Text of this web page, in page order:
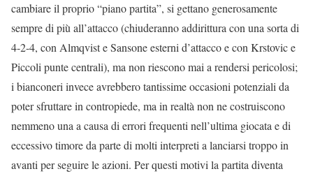
cambiare il proprio “piano partita”, si gettano generosamente
sempre di più all’attacco (chiuderanno addirittura con una sorta di
4-2-4, con Almqvist e Sansone esterni d’attacco e con Krstovic e
Piccoli punte centrali), ma non riescono mai a rendersi pericolosi;
i bianconeri invece avrebbero tantissime occasioni potenziali da
poter sfruttare in contropiede, ma in realtà non ne costruiscono
nemmeno una a causa di errori frequenti nell’ultima giocata e di
eccessivo timore da parte di molti interpreti a lanciarsi troppo in
avanti per seguire le azioni. Per questi motivi la partita diventa